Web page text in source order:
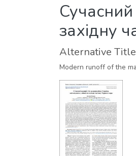
Сучасний
західну
Alternative Title
Modern runoff of the